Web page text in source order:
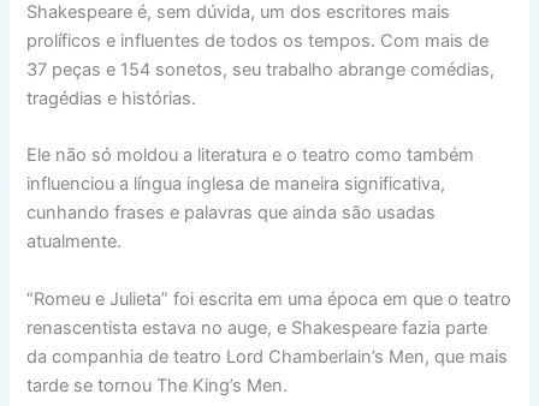
Shakespeare é, sem dúvida, um dos escritores mais
prolíficos e influentes de todos os tempos. Com mais de
37 peças e 154 sonetos, seu trabalho abrange comédias,
tragédias e histórias.
Ele não só moldou a literatura e o teatro como também
influenciou a língua inglesa de maneira significativa,
cunhando frases e palavras que ainda são usadas
atualmente.
“Romeu e Julieta” foi escrita em uma época em que o teatro
renascentista estava no auge, e Shakespeare fazia parte
da companhia de teatro Lord Chamberlain’s Men, que mais
tarde se tornou The King’s Men.